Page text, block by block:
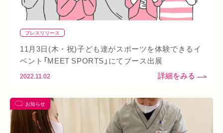
四十肩 五十肩 代謝 めまい 眼精疲労 スマホ首
美肌 自律神経失調症 寝違え ぎっくり腰 美容鍼
熱中症 夏バテ
こむら返り ストレートネック 酵素ドリンク
ファスティング 土・日・祝営業 筋緊張
ばね指 小顔 乾燥肌 日焼け 地下街 本町
阪急桂駅 天王寺 頸椎椎間板ヘルニア
プレスリリース
11月3日(木・祝)子ども達がスポーツを体験できるイ
ベント「MEET SPORTS」にてブース出展
2022.11.02
お知らせ